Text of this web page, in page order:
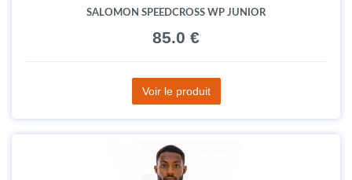
SALOMON SPEEDCROSS WP JUNIOR
85.0 €
Voir le produit